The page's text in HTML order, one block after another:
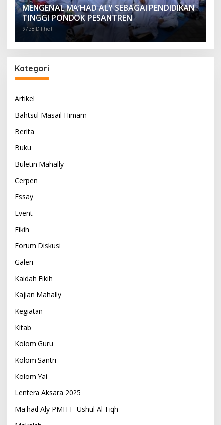
MENGENAL MA’HAD ALY SEBAGAI PENDIDIKAN
TINGGI PONDOK PESANTREN
9758 Dilihat
Kategori
Artikel
Bahtsul Masail Himam
Berita
Buku
Buletin Mahally
Cerpen
Essay
Event
Fikih
Forum Diskusi
Galeri
Kaidah Fikih
Kajian Mahally
Kegiatan
Kitab
Kolom Guru
Kolom Santri
Kolom Yai
Lentera Aksara 2025
Ma'had Aly PMH Fi Ushul Al-Fiqh